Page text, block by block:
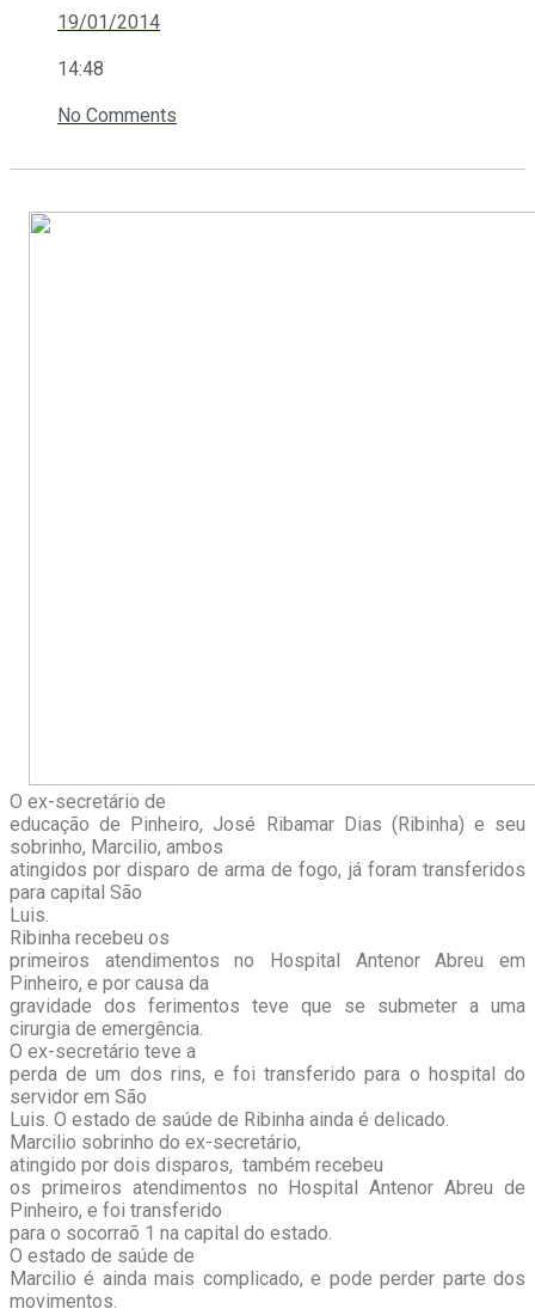
19/01/2014
14:48
No Comments
O ex-secretário de
educação de Pinheiro, José Ribamar Dias (Ribinha) e seu
sobrinho, Marcilio, ambos
atingidos por disparo de arma de fogo, já foram transferidos
para capital São
Luis.
Ribinha recebeu os
primeiros atendimentos no Hospital Antenor Abreu em
Pinheiro, e por causa da
gravidade dos ferimentos teve que se submeter a uma
cirurgia de emergência.
O ex-secretário teve a
perda de um dos rins, e foi transferido para o hospital do
servidor em São
Luis. O estado de saúde de Ribinha ainda é delicado.
Marcilio sobrinho do ex-secretário,
atingido por dois disparos, também recebeu
os primeiros atendimentos no Hospital Antenor Abreu de
Pinheiro, e foi transferido
para o socorraõ 1 na capital do estado.
O estado de saúde de
Marcilio é ainda mais complicado, e pode perder parte dos
movimentos.